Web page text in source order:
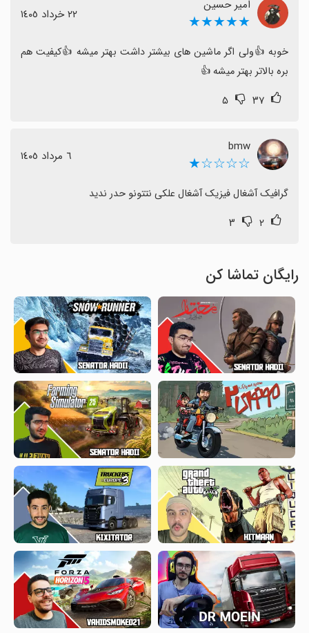
مصرف دیتا کمتر برایتان مهم است، منتظر به‌روزرسانی‌های
امیر حسین
★★★★★ ٢٢ خرداد ١٤٠٥
بره بالاتر بهتر میشه 👍
۳۷ ۵
bmw
☆☆☆☆★ ٦ مرداد ١٤٠٥
گرافیک آشغال فیزیک آشغال علکی نتتونو حدر ندید
۲ ۳
رایگان تماشا کن